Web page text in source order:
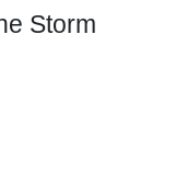
Storm